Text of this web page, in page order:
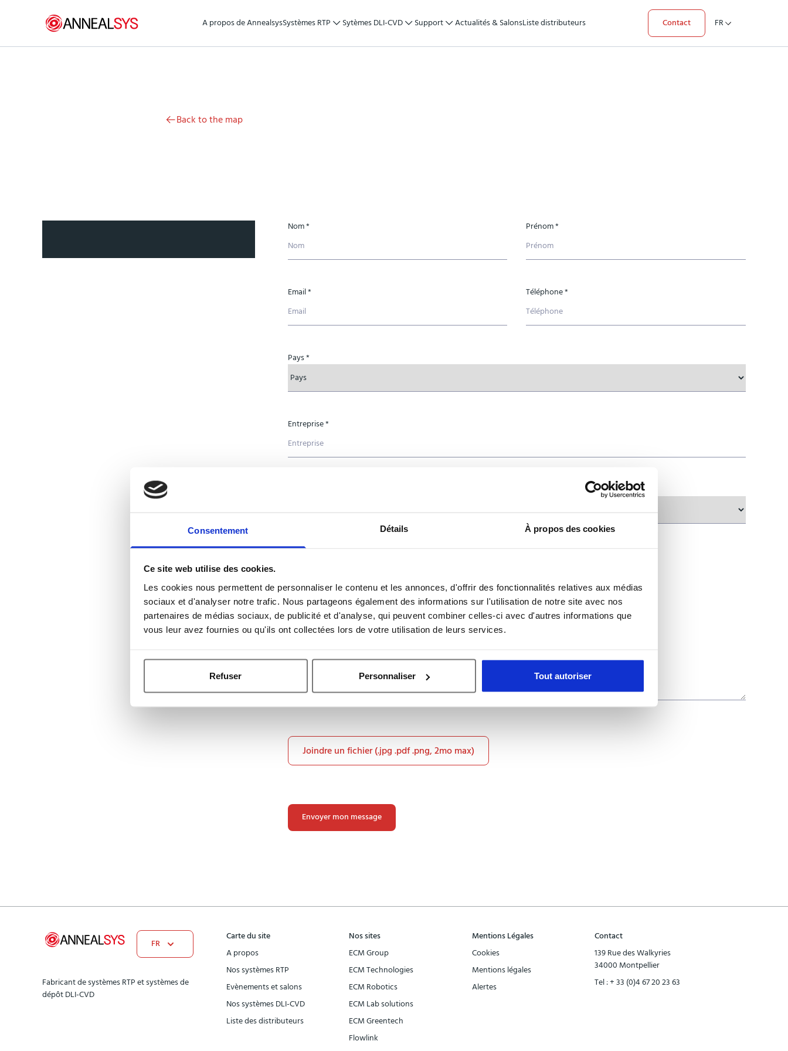
Consentement Détails À propos des cookies
Ce site web utilise des cookies.
Les cookies nous permettent de personnaliser le contenu et les annonces, d'offrir des fonctionnalités relatives aux médias
sociaux et d'analyser notre trafic. Nous partageons également des informations sur l'utilisation de notre site avec nos
partenaires de médias sociaux, de publicité et d'analyse, qui peuvent combiner celles-ci avec d'autres informations que
vous leur avez fournies ou qu'ils ont collectées lors de votre utilisation de leurs services.
Refuser Personnaliser Tout autoriser
A propos de AnnealsysSystèmes RTP Sytèmes DLI-CVD Support Actualités & SalonsListe distributeurs Contact FR
Back to the map
Nom * Prénom *
Email * Téléphone *
Pays *
Entreprise *
Joindre un fichier (.jpg .pdf .png, 2mo max)
ce
champ
vide.
FR
Fabricant de systèmes RTP et systèmes de
dépôt DLI-CVD
Carte du site
A propos
Nos systèmes RTP
Evènements et salons
Nos systèmes DLI-CVD
Liste des distributeurs
Nos sites
ECM Group
ECM Technologies
ECM Robotics
ECM Lab solutions
ECM Greentech
Flowlink
Mentions Légales
Cookies
Mentions légales
Alertes
Contact
139 Rue des Walkyries
34000 Montpellier
Tel :+ 33 (0)4 67 20 23 63